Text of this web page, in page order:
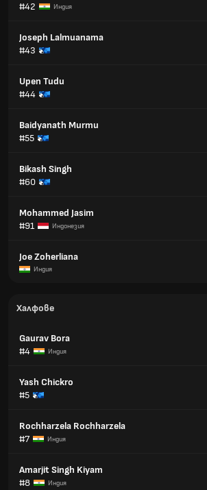
#42
Индия
Joseph Lalmuanama
#43
Upen Tudu
#44
Baidyanath Murmu
#55
Bikash Singh
#60
Mohammed Jasim
#91
Индонезия
Joe Zoherliana
Индия
Халфове
Gaurav Bora
#4
Индия
Yash Chickro
#5
Rochharzela Rochharzela
#7
Индия
Amarjit Singh Kiyam
#8
Индия